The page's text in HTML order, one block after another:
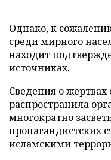
Однако, к
среди мирного
находит
источниках.
Сведения о
распространила
многократно
пропагандистских
исламскими